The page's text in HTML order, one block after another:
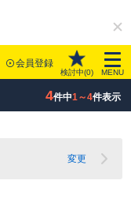
会員登録
検討中(0) MENU
4件中1～4件表示
変更